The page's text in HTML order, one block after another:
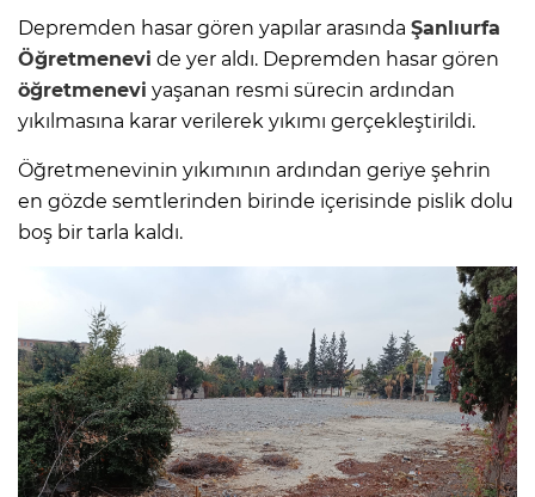
Depremden hasar gören yapılar arasında Şanlıurfa
Öğretmenevi de yer aldı. Depremden hasar gören
öğretmenevi yaşanan resmi sürecin ardından
yıkılmasına karar verilerek yıkımı gerçekleştirildi.
Öğretmenevinin yıkımının ardından geriye şehrin
en gözde semtlerinden birinde içerisinde pislik dolu
boş bir tarla kaldı.